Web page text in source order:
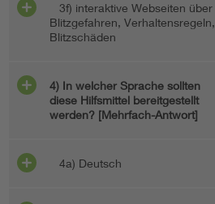
3f) interaktive Webseiten über
Blitzgefahren, Verhaltensregeln,
Blitzschäden
4) In welcher Sprache sollten
diese Hilfsmittel bereitgestellt
werden? [Mehrfach-Antwort]
4a) Deutsch